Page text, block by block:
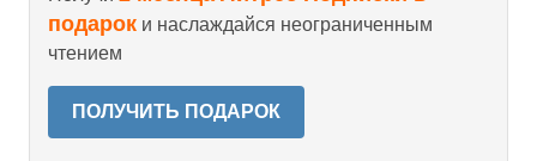
подарок и наслаждайся неограниченным
чтением
ПОЛУЧИТЬ ПОДАРОК